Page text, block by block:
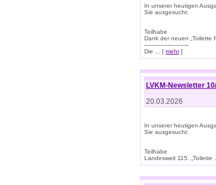
In unserer heutigen
Sie ausgesucht:
Teilhabe
Dank der neuen „Toilette
-------------------------
Die ... [ mehr]
LVKM-Newsletter
20.03.2026
In unserer heutigen
Sie ausgesucht:
Teilhabe
Landesweit 115. „Toilette